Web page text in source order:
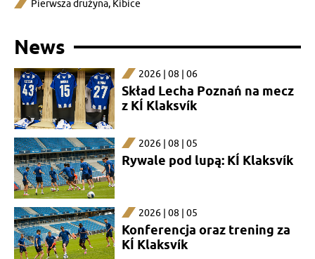
Pierwsza drużyna, Kibice
News
2026 | 08 | 06
Skład Lecha Poznań na mecz
z KÍ Klaksvík
2026 | 08 | 05
Rywale pod lupą: KÍ Klaksvík
2026 | 08 | 05
Konferencja oraz trening za
KÍ Klaksvík